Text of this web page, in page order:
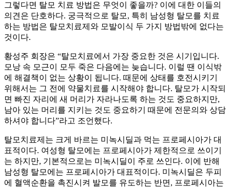
그렇다면 탈모 치료 방법은 무엇이 좋을까? 이에 대한 이들의
의견은 단호하다. 궁극적으로 탈모, 특히 남성형 탈모를 치료
하는 방법은 탈모치료제와 모발이식 두 가지 방법밖에 없다는
것이다.
황성주 회장은 “탈모치료에서 가장 중요한 것은 시기입니다.
모낭 속 모근이 모두 죽은 다음에는 늦습니다. 이럴 땐 이식밖
에 해결책이 없는 상황이 됩니다. 때문에 상태를 호전시키기
위해서는 그 전에 약물치료를 시작해야 합니다. 탈모가 시작되
면 빠진 자리에 새 머리가 자라나도록 하는 것도 중요하지만,
남아 있는 머리를 지키는 것도 중요하기 때문에 전문의와 상담
하셔야 합니다”라고 조언했다.
탈모치료제는 크게 바르는 미녹시딜과 먹는 프로페시아가 대
표적이다. 여성형 탈모에는 프로페시아가 제한적으로 쓰이기
는 하지만, 기본적으로는 미녹시딜이 주로 쓰인다. 이에 반해
남성형 탈모에는 프로페시아가 대표적이다. 미녹시딜은 두피
에 혈액순환을 촉진시켜 발모를 유도하는 반면, 프로페시아는